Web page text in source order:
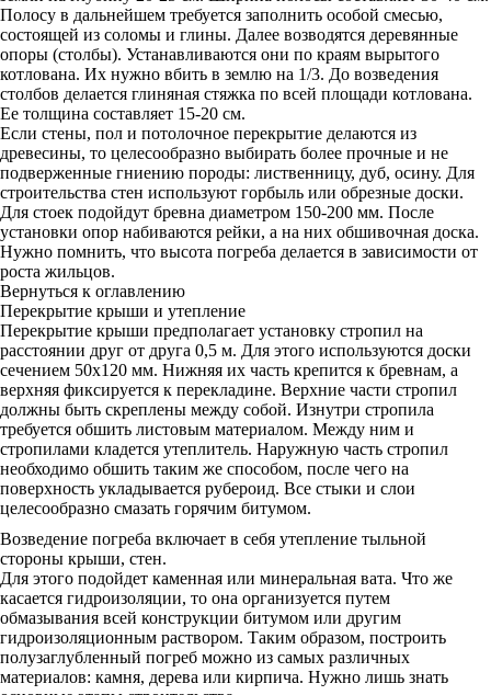
Полосу в дальнейшем требуется заполнить особой смесью,
состоящей из соломы и глины. Далее возводятся деревянные
опоры (столбы). Устанавливаются они по краям вырытого
котлована. Их нужно вбить в землю на 1/3. До возведения
столбов делается глиняная стяжка по всей площади котлована.
Ее толщина составляет 15-20 см.
Если стены, пол и потолочное перекрытие делаются из
древесины, то целесообразно выбирать более прочные и не
подверженные гниению породы: лиственницу, дуб, осину. Для
строительства стен используют горбыль или обрезные доски.
Для стоек подойдут бревна диаметром 150-200 мм. После
установки опор набиваются рейки, а на них обшивочная доска.
Нужно помнить, что высота погреба делается в зависимости от
роста жильцов.
Вернуться к оглавлению
Перекрытие крыши и утепление
Перекрытие крыши предполагает установку стропил на
расстоянии друг от друга 0,5 м. Для этого используются доски
сечением 50х120 мм. Нижняя их часть крепится к бревнам, а
верхняя фиксируется к перекладине. Верхние части стропил
должны быть скреплены между собой. Изнутри стропила
требуется обшить листовым материалом. Между ним и
стропилами кладется утеплитель. Наружную часть стропил
необходимо обшить таким же способом, после чего на
поверхность укладывается рубероид. Все стыки и слои
целесообразно смазать горячим битумом.
Возведение погреба включает в себя утепление тыльной
стороны крыши, стен.
Для этого подойдет каменная или минеральная вата. Что же
касается гидроизоляции, то она организуется путем
обмазывания всей конструкции битумом или другим
гидроизоляционным раствором. Таким образом, построить
полузаглубленный погреб можно из самых различных
материалов: камня, дерева или кирпича. Нужно лишь знать